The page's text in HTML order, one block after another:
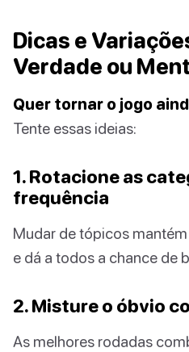
Dicas e
Verdade ou
Quer tornar o jogo
Tente essas ideias:
1. Rotacione as
frequência
Mudar de tópicos
e dá a todos a chance de
2. Misture o óbvio
As melhores rodadas